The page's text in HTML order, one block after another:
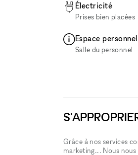
Électricité
Prises bien placées
Espace personnel
Salle du personnel
Grâce à nos services
marketing... Nous